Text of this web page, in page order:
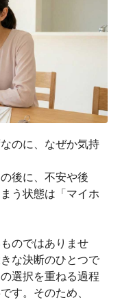
のに、なぜか気持
後に、不安や後
う状態は「マイホ
のではありませ
な決断のひとつで
選択を重ねる過程
す。そのため、